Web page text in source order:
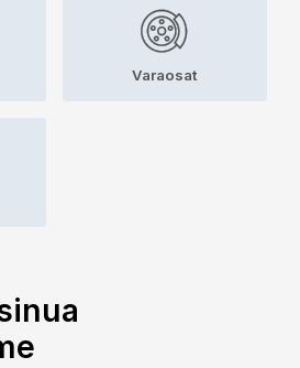
Varaosat